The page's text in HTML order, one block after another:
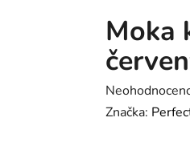
Moka
Průměrné
hodnocení
Značka: